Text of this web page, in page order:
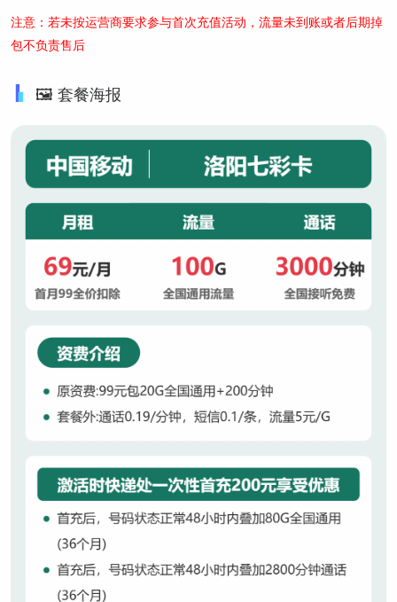
注意：若未按运营商要求参与首次充值活动，流量未到账或者后期掉
包不负责售后
🖼️ 套餐海报